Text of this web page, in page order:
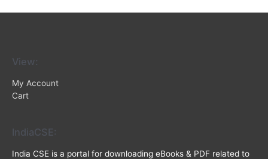
View:
My Account
Cart
IndiaCSE:
India CSE is a portal for downloading eBooks & PDF related to